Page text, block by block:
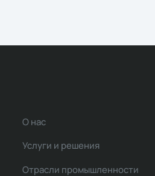
О нас
Услуги и решения
Отрасли промышленности